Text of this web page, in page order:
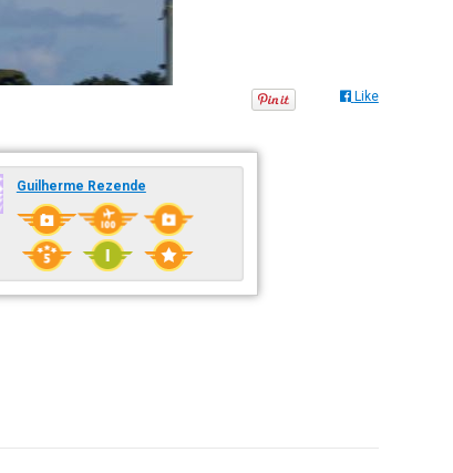
Like
Guilherme Rezende